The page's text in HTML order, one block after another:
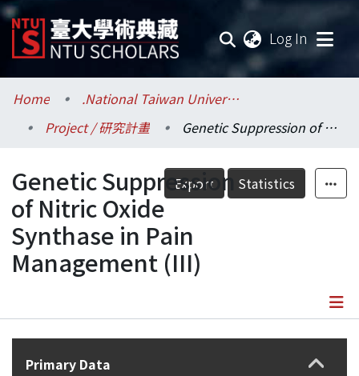
Log In
Communities & Collections
Research Outputs
Fundings & Projects
Researchers
Organizations
Home
.National Taiwan University / 國立臺灣大學
Project / 研究計畫
Genetic Suppression of Nitric Oxide Synthase in Pain Management (III)
Export Statistics
Genetic Suppression
of Nitric Oxide
Synthase in Pain
Management (III)
Details
Primary Data